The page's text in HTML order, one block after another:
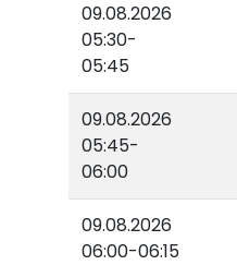
09.08.2026
05:30-
05:45
09.08.2026
05:45-
06:00
09.08.2026
06:00-06:15